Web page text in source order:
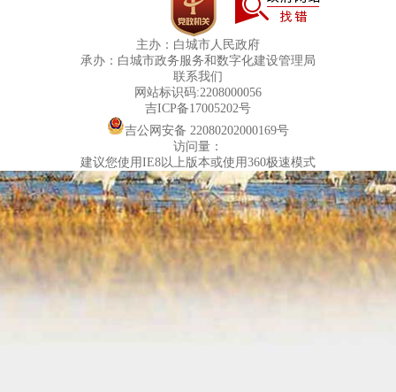
主办：白城市人民政府
承办：白城市政务服务和数字化建设管理局
联系我们
网站标识码:2208000056
吉ICP备17005202号
吉公网安备 22080202000169号
访问量：
建议您使用IE8以上版本或使用360极速模式